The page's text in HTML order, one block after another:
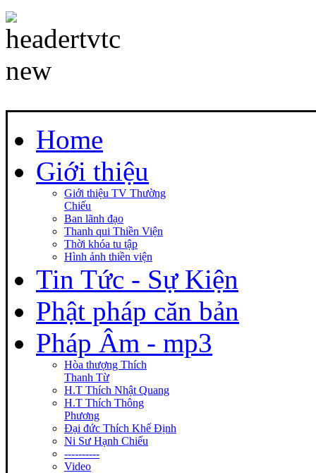
Home
Giới thiệu
Giới thiệu TV Thường
Chiếu
Ban lãnh đạo
Thanh qui Thiền Viện
Thời khóa tu tập
Hình ảnh thiền viện
Tin Tức - Sự Kiện
Phật pháp căn bản
Pháp Âm - mp3
Hòa thượng Thích
Thanh Từ
H.T Thích Nhật Quang
H.T Thích Thông
Phương
Đại đức Thích Khế Định
Ni Sư Hạnh Chiếu
----------
Video